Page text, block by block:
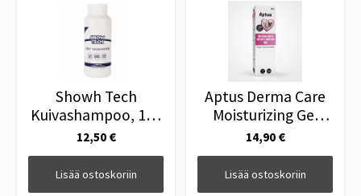
Showh Tech
Kuivashampoo, 100
g
12,50 €
Lisää ostoskoriin
Aptus Derma Care
Moisturizing Gel
100ml
14,90 €
Lisää ostoskoriin